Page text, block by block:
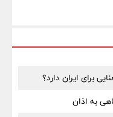
برای ایران دارد؟
به اذان